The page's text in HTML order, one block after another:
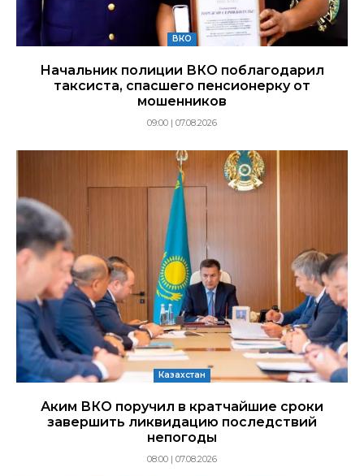
ВКО
Начальник полиции ВКО поблагодарил
таксиста, спасшего пенсионерку от
мошенников
09:00 | 07.08.2026
Казахстан
Аким ВКО поручил в кратчайшие сроки
завершить ликвидацию последствий
непогоды
08:00 | 07.08.2026